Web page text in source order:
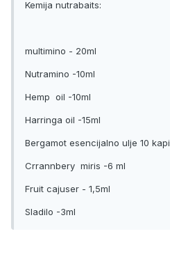
Kemija nutrabaits:
multimino - 20ml
Nutramino -10ml
Hemp oil -10ml
Harringa oil -15ml
Bergamot esencijalno ulje 10 kapi
Crrannbery miris -6 ml
Fruit cajuser - 1,5ml
Sladilo -3ml